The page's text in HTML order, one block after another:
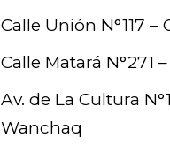
Calle Unión N°117 –
Calle Matará N°271
Av. de La Cultura
Wanchaq